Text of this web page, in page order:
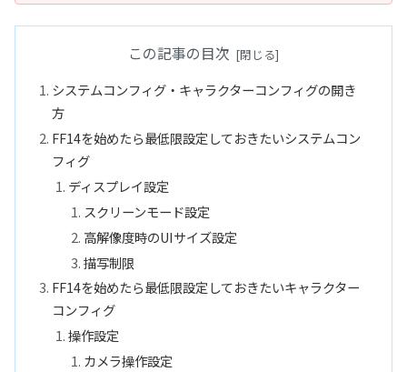
この記事の目次
システムコンフィグ・キャラクターコンフィグの開き
方
FF14を始めたら最低限設定しておきたいシステムコン
フィグ
ディスプレイ設定
スクリーンモード設定
高解像度時のUIサイズ設定
描写制限
FF14を始めたら最低限設定しておきたいキャラクター
コンフィグ
操作設定
カメラ操作設定